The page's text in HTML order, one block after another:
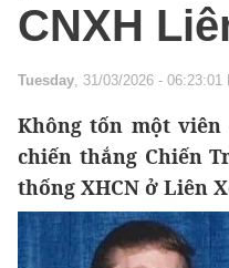
CNXH
Tuesday, 31/03/2026 - 06:23:01
Không tốn một viên
chiến thắng Chiến
thống XHCN ở Liên